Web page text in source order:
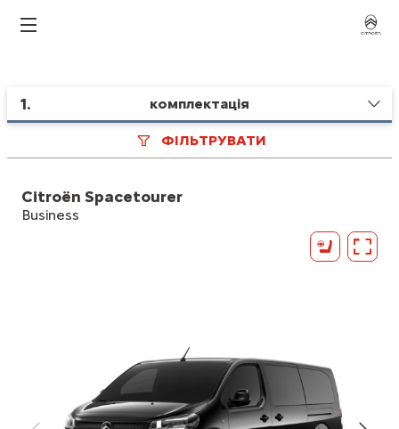
1. комплектація
ФІЛЬТРУВАТИ
Citroën Spacetourer
Business